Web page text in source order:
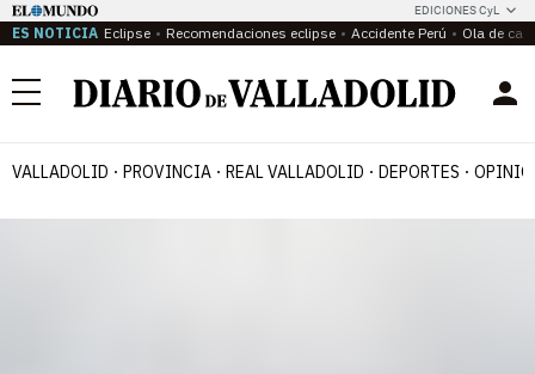
EDICIONES CyL
ES NOTICIA Eclipse Recomendaciones eclipse Accidente Perú Ola de
Menú
VALLADOLID PROVINCIA REAL VALLADOLID DEPORTES